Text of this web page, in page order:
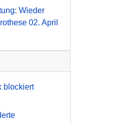
Wieder
02. April
blockiert